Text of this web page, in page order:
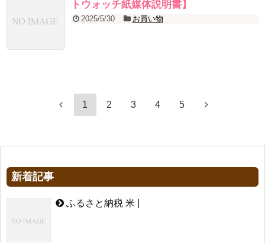
トウォッチ紙媒体説明書】
2025/5/30 お買い物
1 2 3 4 5
新着記事
ふるさと納税 米 |